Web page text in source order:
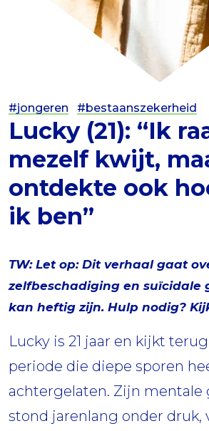
#jongeren #bestaanszekerheid
Lucky (21): “Ik
mezelf kwijt,
ontdekte ook
ik ben”
TW: Let op: Dit verhaal gaat
zelfbeschadiging en suïcidale
kan heftig zijn. Hulp nodig?
Lucky is 21 jaar en kijkt
periode die diepe sporen
achtergelaten. Zijn mentale
stond jarenlang onder druk,